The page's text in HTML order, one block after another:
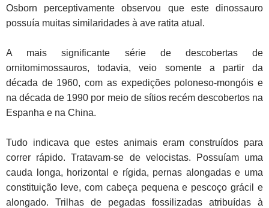
Osborn perceptivamente observou que este dinossauro
possuía muitas similaridades à ave ratita atual.
A mais significante série de descobertas de
ornitomimossauros, todavia, veio somente a partir da
década de 1960, com as expedições poloneso-mongóis e
na década de 1990 por meio de sítios recém descobertos na
Espanha e na China.
Tudo indicava que estes animais eram construídos para
correr rápido. Tratavam-se de velocistas. Possuíam uma
cauda longa, horizontal e rígida, pernas alongadas e uma
constituição leve, com cabeça pequena e pescoço grácil e
alongado. Trilhas de pegadas fossilizadas atribuídas à